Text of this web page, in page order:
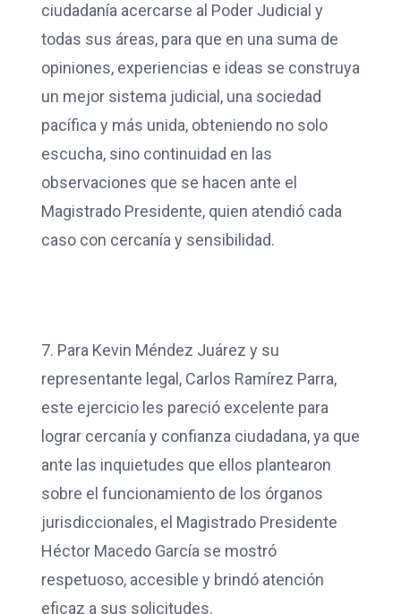
ciudadanía acercarse al Poder Judicial y
todas sus áreas, para que en una suma de
opiniones, experiencias e ideas se construya
un mejor sistema judicial, una sociedad
pacífica y más unida, obteniendo no solo
escucha, sino continuidad en las
observaciones que se hacen ante el
Magistrado Presidente, quien atendió cada
caso con cercanía y sensibilidad.
7. Para Kevin Méndez Juárez y su
representante legal, Carlos Ramírez Parra,
este ejercicio les pareció excelente para
lograr cercanía y confianza ciudadana, ya que
ante las inquietudes que ellos plantearon
sobre el funcionamiento de los órganos
jurisdiccionales, el Magistrado Presidente
Héctor Macedo García se mostró
respetuoso, accesible y brindó atención
eficaz a sus solicitudes.